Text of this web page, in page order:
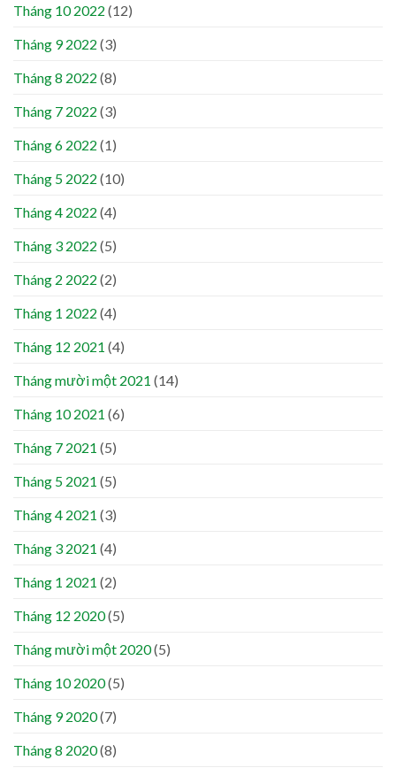
Tháng 10 2022 (12)
Tháng 9 2022 (3)
Tháng 8 2022 (8)
Tháng 7 2022 (3)
Tháng 6 2022 (1)
Tháng 5 2022 (10)
Tháng 4 2022 (4)
Tháng 3 2022 (5)
Tháng 2 2022 (2)
Tháng 1 2022 (4)
Tháng 12 2021 (4)
Tháng mười một 2021 (14)
Tháng 10 2021 (6)
Tháng 7 2021 (5)
Tháng 5 2021 (5)
Tháng 4 2021 (3)
Tháng 3 2021 (4)
Tháng 1 2021 (2)
Tháng 12 2020(5)
Tháng mười một 2020(5)
Tháng 10 2020(5)
Tháng 9 2020(7)
Tháng 8 2020(8)